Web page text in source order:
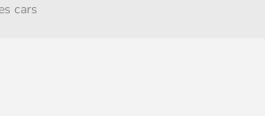
cars